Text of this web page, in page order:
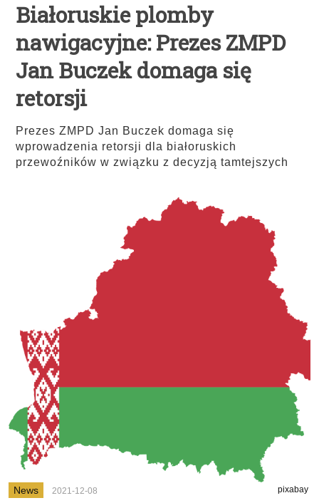
Białoruskie plomby
nawigacyjne: Prezes ZMPD
Jan Buczek domaga się
retorsji
Prezes ZMPD Jan Buczek domaga się
wprowadzenia retorsji dla białoruskich
przewoźników w związku z decyzją tamtejszych
News 2021-12-08 pixabay